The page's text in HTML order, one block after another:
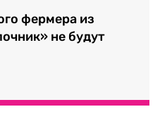
фермера из
не будут